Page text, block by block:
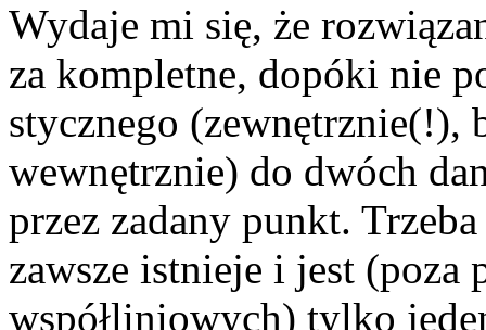
Wydaje mi się, że
za kompletne, dopóki nie
stycznego (zewnętrznie(!),
wewnętrznie) do dwóch
przez zadany punkt.
zawsze istnieje i jest
współliniowych) tylko